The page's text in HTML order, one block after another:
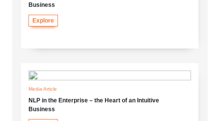
Business
Explore
Media Article
NLP in the Enterprise – the Heart of an Intuitive
Business